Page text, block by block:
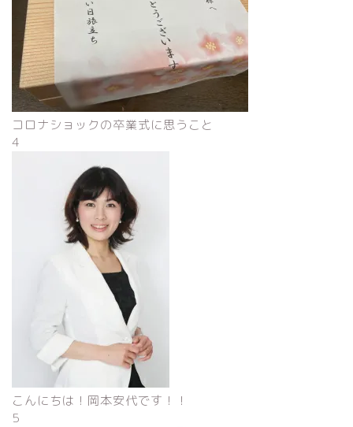
コロナショックの卒業式に思うこと
4
こんにちは！岡本安代です！！
5